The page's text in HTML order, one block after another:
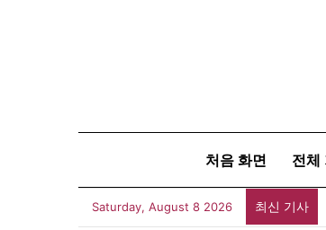
처음 화면 전체
Saturday, August 8 2026 최신 기사